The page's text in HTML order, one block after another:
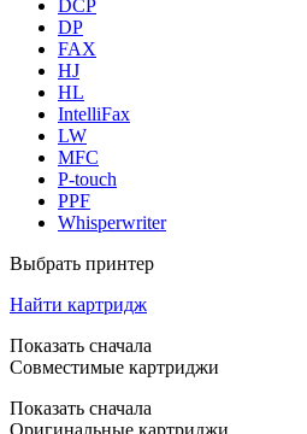
DCP
DP
FAX
HJ
HL
IntelliFax
LW
MFC
P-touch
PPF
Whisperwriter
Выбрать принтер
Найти картридж
Показать сначала
Совместимые картриджи
Показать сначала
Оригинальные картриджи